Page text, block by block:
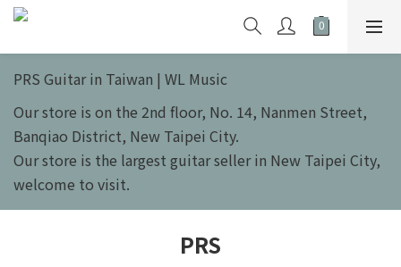
PRS Guitar in Taiwan | WL Music
Our store is on the 2nd floor, No. 14, Nanmen Street,
Banqiao District, New Taipei City.
Our store is the largest guitar seller in New Taipei City,
welcome to visit.
PRS